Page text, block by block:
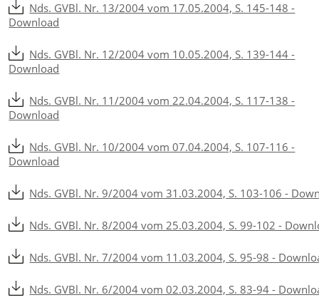
Nds. GVBl. Nr. 13/2004 vom 17.05.2004, S. 145-148 -
Download
Nds. GVBl. Nr. 12/2004 vom 10.05.2004, S. 139-144 -
Download
Nds. GVBl. Nr. 11/2004 vom 22.04.2004, S. 117-138 -
Download
Nds. GVBl. Nr. 10/2004 vom 07.04.2004, S. 107-116 -
Download
Nds. GVBl. Nr. 9/2004 vom 31.03.2004, S. 103-106 -
Nds. GVBl. Nr. 8/2004 vom 25.03.2004, S. 99-102 -
Nds. GVBl. Nr. 7/2004 vom 11.03.2004, S. 95-98 -
Nds. GVBl. Nr. 6/2004 vom 02.03.2004, S. 83-94 -